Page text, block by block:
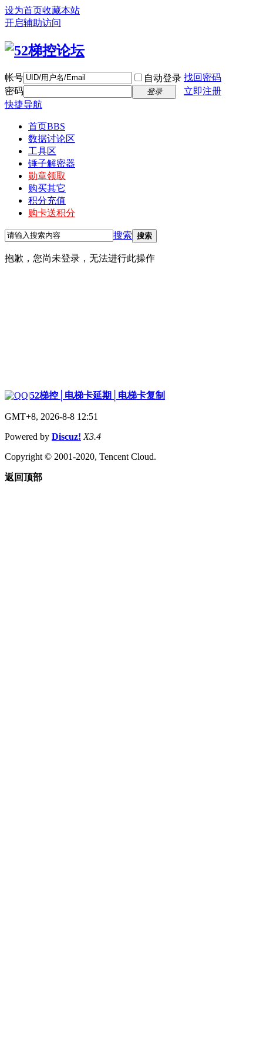
设为首页收藏本站
开启辅助访问
帐号 自动登录 找回密码
密码
登录
立即注册
快捷导航
首页BBS
数据讨论区
工具区
锤子解密器
勋章领取
购买其它
积分充值
购卡送积分
搜索 搜索
抱歉，您尚未登录，无法进行此操作
|52梯控│电梯卡延期│电梯卡复制
GMT+8, 2026-8-8 12:51
Powered by Discuz! X3.4
Copyright © 2001-2020, Tencent Cloud.
返回顶部